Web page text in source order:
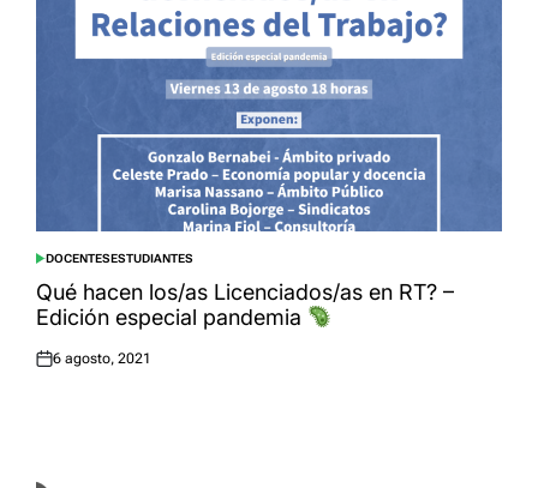
POSTED
IN
DOCENTESESTUDIANTES
Qué hacen los/as Licenciados/as en RT? –
Edición especial pandemia
Posted
6 agosto, 2021